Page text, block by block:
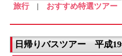
旅行| おすすめ特選ツアー
日帰りバスツアー 平成